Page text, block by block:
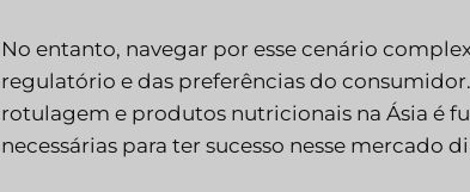
No entanto, navegar por esse cenário
regulatório e das preferências do
rotulagem e produtos nutricionais na Ásia é
necessárias para ter sucesso nesse mercado